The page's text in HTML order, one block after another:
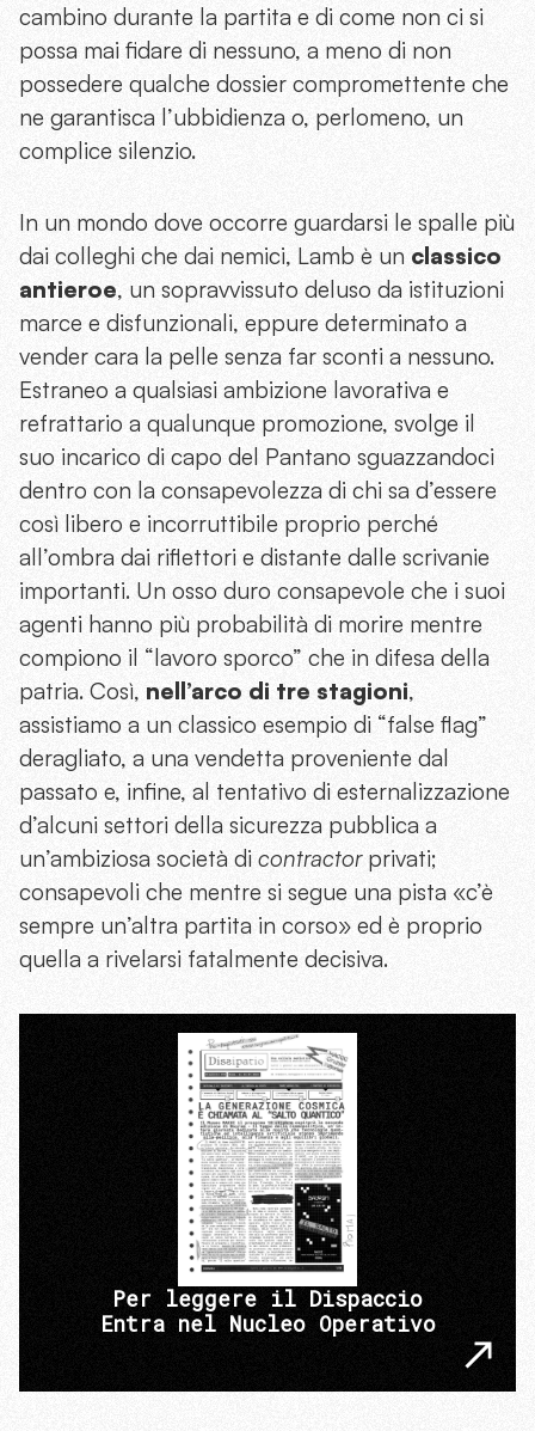
cambino durante la partita e di come non ci si
possa mai fidare di nessuno, a meno di non
possedere qualche dossier compromettente che
ne garantisca l’ubbidienza o, perlomeno, un
complice silenzio.
In un mondo dove occorre guardarsi le spalle più
dai colleghi che dai nemici, Lamb è un classico
antieroe, un sopravvissuto deluso da istituzioni
marce e disfunzionali, eppure determinato a
vender cara la pelle senza far sconti a nessuno.
Estraneo a qualsiasi ambizione lavorativa e
refrattario a qualunque promozione, svolge il
suo incarico di capo del Pantano sguazzandoci
dentro con la consapevolezza di chi sa d’essere
così libero e incorruttibile proprio perché
all’ombra dai riflettori e distante dalle scrivanie
importanti. Un osso duro consapevole che i suoi
agenti hanno più probabilità di morire mentre
compiono il “lavoro sporco” che in difesa della
patria. Così, nell’arco di tre stagioni,
assistiamo a un classico esempio di “false flag”
deragliato, a una vendetta proveniente dal
passato e, infine, al tentativo di esternalizzazione
d’alcuni settori della sicurezza pubblica a
un’ambiziosa società di contractorprivati;
consapevoli che mentre si segue una pista «c’è
sempre un’altra partita in corso» ed è proprio
quella a rivelarsi fatalmente decisiva.
Per leggere il Dispaccio
Entra nel Nucleo Operativo